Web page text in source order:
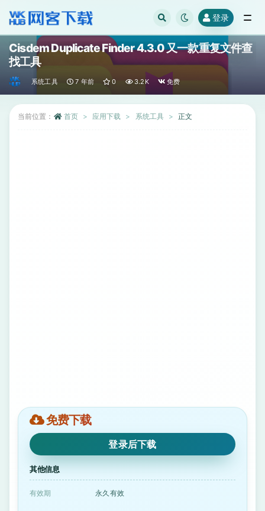
登录
Cisdem Duplicate Finder 4.3.0 又一款重复文件查
找工具
系统工具 7 年前 0 3.2K 免费
当前位置： 首页 应用下载 系统工具 正文
免费下载
登录后下载
其他信息
有效期 永久有效
全部